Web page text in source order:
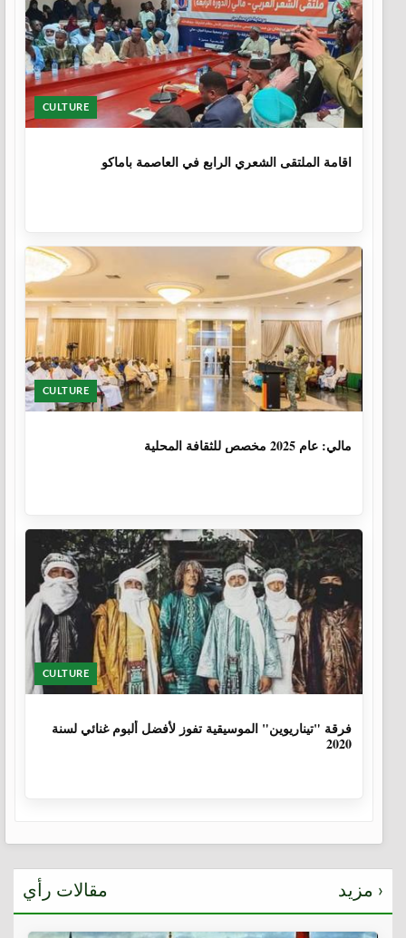
CULTURE
اقامة الملتقى الشعري الرابع في العاصمة باماكو
CULTURE
مالي: عام 2025 مخصص للثقافة المحلية
CULTURE
فرقة "تيناريوين" الموسيقية تفوز لأفضل ألبوم غنائي لسنة
2020
مقالات رأي مزيد ›